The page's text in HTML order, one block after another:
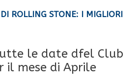
DI ROLLING STONE: I MIGLIORI
le date dfel Club
il mese di Aprile